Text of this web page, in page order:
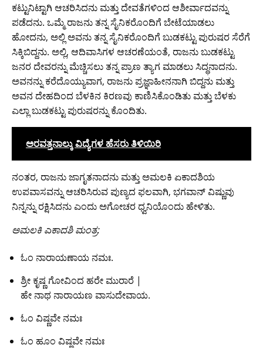
ಕಟ್ಟುನಿಟ್ಟಾಗಿ ಆಚರಿಸಿದನು ಮತ್ತು ದೇವತೆಗಳಿಂದ ಆಶೀರ್ವಾದವನ್ನು
ಪಡೆದನು. ಒಮ್ಮೆ ರಾಜನು ತನ್ನ ಸೈನಿಕರೊಂದಿಗೆ ಬೇಟೆಯಾಡಲು
ಹೋದನು, ಅಲ್ಲಿ ಅವನು ತನ್ನ ಸೈನಿಕರೊಂದಿಗೆ ಬುಡಕಟ್ಟು ಪುರುಷರ ಸೆರೆಗೆ
ಸಿಕ್ಕಿಬಿದ್ದನು. ಅಲ್ಲಿ, ಆದಿವಾಸಿಗಳ ಆಚರಣೆಯಂತೆ, ರಾಜನು ಬುಡಕಟ್ಟು
ಜನರ ದೇವರನ್ನು ಮೆಚ್ಚಿಸಲು ತನ್ನ ಪ್ರಾಣ ತ್ಯಾಗ ಮಾಡಲು ಸಿದ್ಧನಾದನು.
ಅವನನ್ನು ಕರೆದೊಯ್ಯುವಾಗ, ರಾಜನು ಪ್ರಜ್ಞಾಹೀನನಾಗಿ ಬಿದ್ದನು ಮತ್ತು
ಅವನ ದೇಹದಿಂದ ಬೆಳಕಿನ ಕಿರಣವು ಕಾಣಿಸಿಕೊಂಡಿತು ಮತ್ತು ಬೆಳಕು
ಎಲ್ಲಾ ಬುಡಕಟ್ಟು ಪುರುಷರನ್ನು ಕೊಂದಿತು.
ಅರವತ್ತನಾಲ್ಕು ವಿದ್ಯೆಗಳ ಹೆಸರು ತಿಳಿಯಿರಿ
ನಂತರ, ರಾಜನು ಜಾಗೃತನಾದನು ಮತ್ತು ಅಮಲಕಿ ಏಕಾದಶಿಯ
ಉಪವಾಸವನ್ನು ಆಚರಿಸಿರುವ ಪುಣ್ಯದ ಫಲವಾಗಿ, ಭಗವಾನ್ ವಿಷ್ಣುವು
ನಿನ್ನನ್ನು ರಕ್ಷಿಸಿದನು ಎಂದು ಅಗೋಚರ ಧ್ವನಿಯೊಂದು ಹೇಳಿತು.
ಅಮಲಕಿ ಎಕಾದಶಿ ಮಂತ್ರ:
ಓಂ ನಾರಾಯಣಾಯ ನಮಃ.
ಶ್ರೀ ಕೃಷ್ಣ ಗೋವಿಂದ ಹರೇ ಮುರಾರೆ |
ಹೇ ನಾಥ ನಾರಾಯಣ ವಾಸುದೇವಾಯ.
ಓಂ ವಿಷ್ಣವೇ ನಮಃ
ಓಂ ಹೂಂ ವಿಷ್ಣವೇ ನಮಃ